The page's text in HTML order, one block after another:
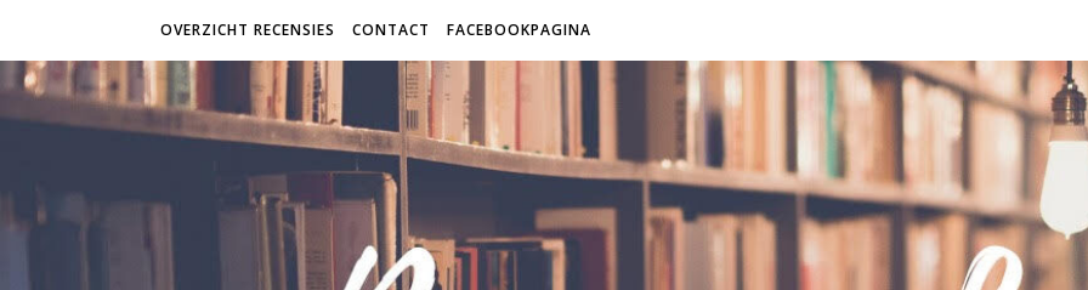
OVERZICHT RECENSIES CONTACT FACEBOOKPAGINA